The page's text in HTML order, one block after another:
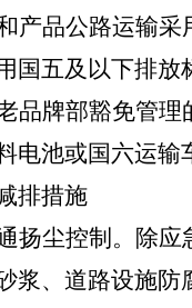
产品公路运输
国五及以下排
品牌部豁免管理
电池或国六运
排措施
扬尘控制。除
浆、道路设施防